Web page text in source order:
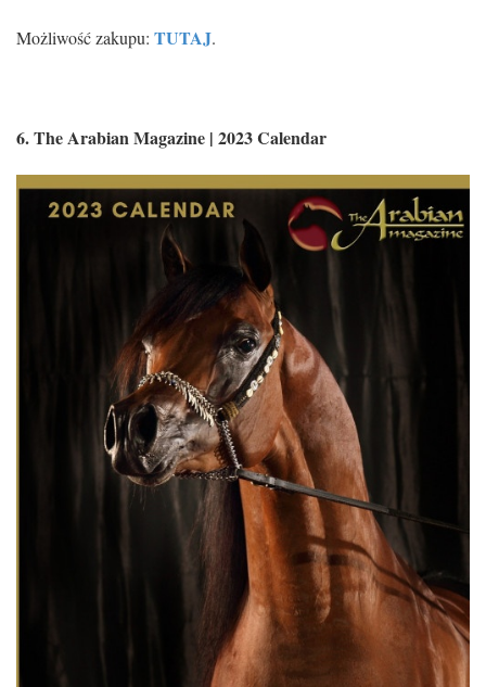
Możliwość zakupu: TUTAJ.
6. The Arabian Magazine | 2023 Calendar